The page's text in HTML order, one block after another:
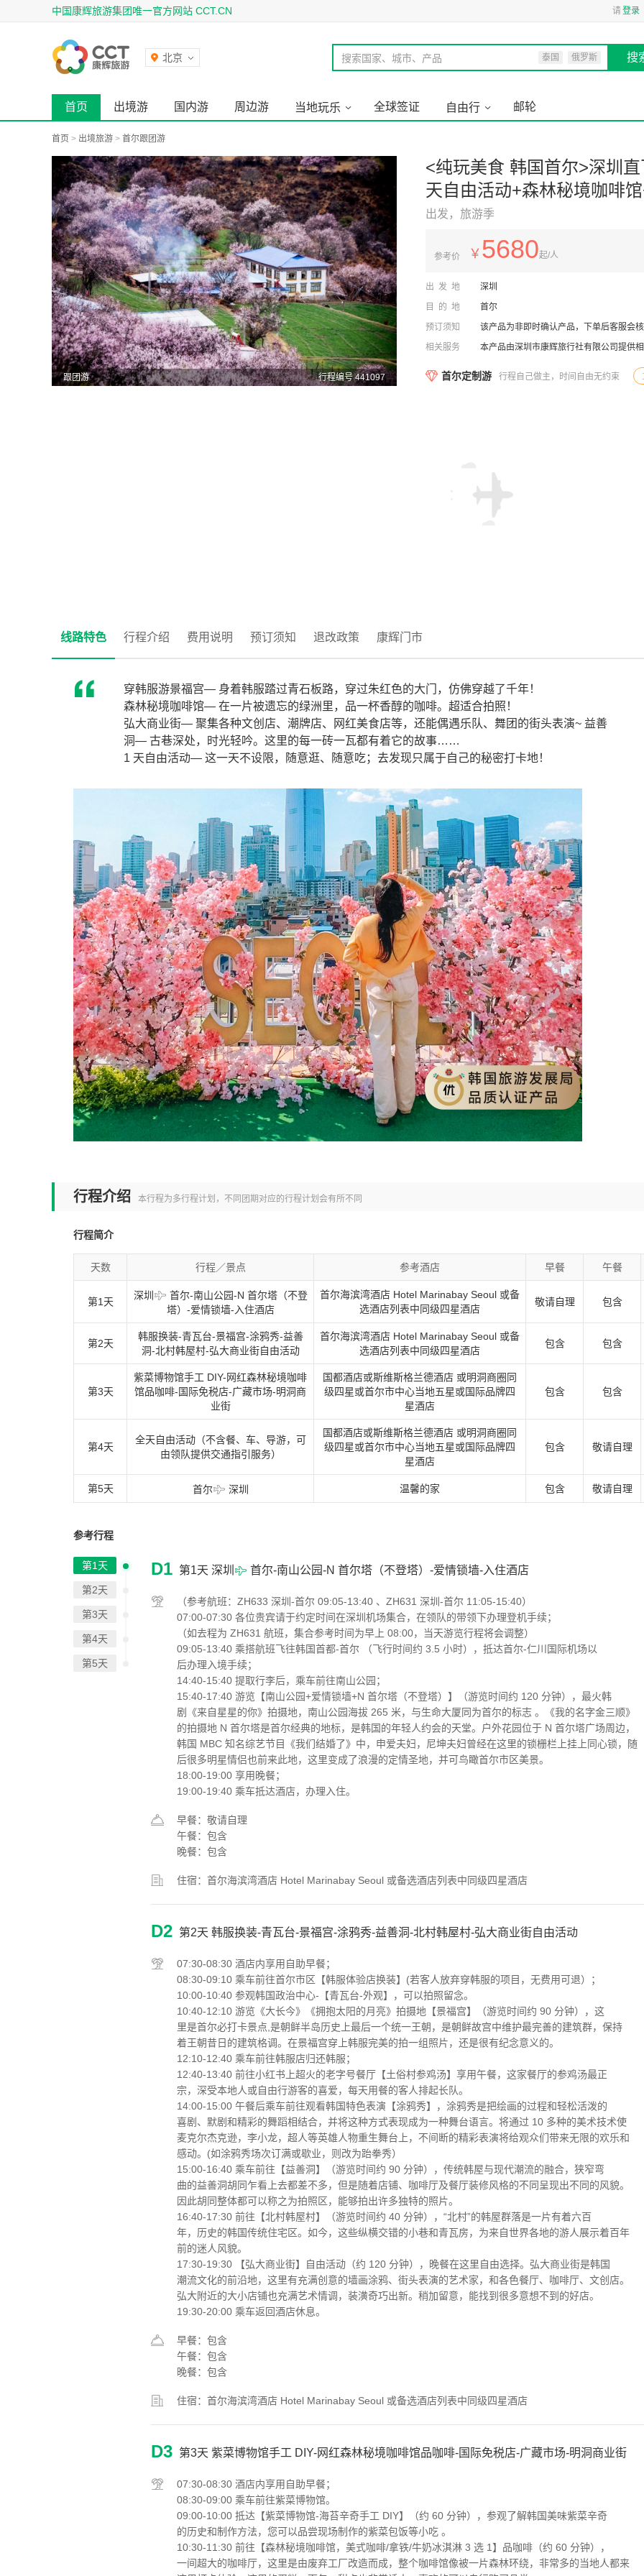
中国康辉旅游集团唯一官方网站 CCT.CN 请登录
北京 搜索国家、城市、产品 泰国 俄罗斯 搜
首页 出境游 国内游 周边游 当地玩乐 全球签证 自由行 邮轮
首页 > 出境旅游 > 首尔跟团游
跟团游 行程编号 441097
<纯玩美食 韩国首尔>深圳
天自由活动+森林秘境咖啡
出发，旅游季
参考价 ￥ 5680起/人
出发地
深圳
目的地
首尔
预订须知
该产品为非即时确认产品，下单后客服会
相关服务
本产品由深圳市康辉旅行社有限公司提供
首尔定制游 行程自己做主，时间自由无约束
线路特色 行程介绍 费用说明 预订须知 退改政策 康辉门市
穿韩服游景福宫— 身着韩服踏过青石板路，穿过朱红色的大门，仿佛穿越了千年！
森林秘境咖啡馆— 在一片被遗忘的绿洲里，品一杯香醇的咖啡。超适合拍照！
弘大商业街— 聚集各种文创店、潮牌店、网红美食店等，还能偶遇乐队、舞团的街头表演~ 益善
洞— 古巷深处，时光轻吟。这里的每一砖一瓦都有着它的故事……
1 天自由活动— 这一天不设限，随意逛、随意吃；去发现只属于自己的秘密打卡地！
行程介绍 本行程为多行程计划，不同团期对应的行程计划会有所不同
行程简介
天数 行程／景点 参考酒店 早餐 午餐
第1天
深圳
首尔-南山公园-N 首尔塔（不登
塔）-爱情锁墙-入住酒店
首尔海滨湾酒店 Hotel Marinabay Seoul 或备
选酒店列表中同级四星酒店
敬请自理 包含
第2天
韩服换装-青瓦台-景福宫-涂鸦秀-益善
洞-北村韩屋村-弘大商业街自由活动
首尔海滨湾酒店 Hotel Marinabay Seoul 或备
选酒店列表中同级四星酒店
包含 包含
第3天
紫菜博物馆手工 DIY-网红森林秘境咖啡
馆品咖啡-国际免税店-广藏市场-明洞商
业街
国都酒店或斯维斯格兰德酒店 或明洞商圈同
级四星或首尔市中心当地五星或国际品牌四
星酒店
包含 包含
第4天
全天自由活动（不含餐、车、导游，可
由领队提供交通指引服务）
国都酒店或斯维斯格兰德酒店 或明洞商圈同
级四星或首尔市中心当地五星或国际品牌四
星酒店
包含 敬请自理
第5天 首尔 深圳 温馨的家 包含 敬请自理
参考行程
第1天
第2天
第3天
第4天
第5天
D1 第1天 深圳 首尔-南山公园-N 首尔塔（不登塔）-爱情锁墙-入住酒店
（参考航班：ZH633 深圳-首尔 09:05-13:40 、ZH631 深圳-首尔 11:05-15:40）
07:00-07:30 各位贵宾请于约定时间在深圳机场集合，在领队的带领下办理登机手续；
（如去程为 ZH631 航班，集合参考时间为早上 08:00，当天游览行程将会调整）
09:05-13:40 乘搭航班飞往韩国首都-首尔 （飞行时间约 3.5 小时），抵达首尔-仁川国际机场以
后办理入境手续；
14:40-15:40 提取行李后，乘车前往南山公园；
15:40-17:40 游览【南山公园+爱情锁墙+N 首尔塔（不登塔）】（游览时间约 120 分钟），最火韩
剧《来自星星的你》拍摄地，南山公园海拔 265 米，与生命大厦同为首尔的标志 。《我的名字金三顺》
的拍摄地 N 首尔塔是首尔经典的地标，是韩国的年轻人约会的天堂。户外花园位于 N 首尔塔广场周边，
韩国 MBC 知名综艺节目《我们结婚了》中，申爱夫妇，尼坤夫妇曾经在这里的锁栅栏上挂上同心锁，随
后很多明星情侣也前来此地，这里变成了浪漫的定情圣地，并可鸟瞰首尔市区美景。
18:00-19:00 享用晚餐；
19:00-19:40 乘车抵达酒店，办理入住。
早餐：敬请自理
午餐：包含
晚餐：包含
住宿：首尔海滨湾酒店 Hotel Marinabay Seoul 或备选酒店列表中同级四星酒店
D2 第2天 韩服换装-青瓦台-景福宫-涂鸦秀-益善洞-北村韩屋村-弘大商业街自由活动
07:30-08:30 酒店内享用自助早餐；
08:30-09:10 乘车前往首尔市区【韩服体验店换装】(若客人放弃穿韩服的项目，无费用可退）；
10:00-10:40 参观韩国政治中心-【青瓦台-外观】，可以拍照留念。
10:40-12:10 游览《大长今》《拥抱太阳的月亮》拍摄地【景福宫】（游览时间约 90 分钟），这
里是首尔必打卡景点,是朝鲜半岛历史上最后一个统一王朝，是朝鲜故宫中维护最完善的建筑群，保持
着王朝昔日的建筑格调。在景福宫穿上韩服完美的拍一组照片，还是很有纪念意义的。
12:10-12:40 乘车前往韩服店归还韩服；
12:40-13:40 前往小红书上超火的老字号餐厅【土俗村参鸡汤】享用午餐，这家餐厅的参鸡汤最正
宗，深受本地人或自由行游客的喜爱，每天用餐的客人排起长队。
14:00-15:00 午餐后乘车前往观看韩国特色表演【涂鸦秀】，涂鸦秀是把绘画的过程和轻松活泼的
喜剧、默剧和精彩的舞蹈相结合，并将这种方式表现成为一种舞台语言。将通过 10 多种的美术技术使
麦克尔杰克逊，李小龙，超人等英雄人物重生舞台上，不间断的精彩表演将给观众们带来无限的欢乐和
感动。(如涂鸦秀场次订满或歇业，则改为跆拳秀）
15:00-16:40 乘车前往【益善洞】（游览时间约 90 分钟），传统韩屋与现代潮流的融合，狭窄弯
曲的益善洞胡同乍看上去都差不多，但是随着店铺、咖啡厅及餐厅装修风格的不同呈现出不同的风貌。
因此胡同整体都可以称之为拍照区，能够拍出许多独特的照片。
16:40-17:30 前往【北村韩屋村】（游览时间约 40 分钟），“北村”的韩屋群落是一片有着六百
年，历史的韩国传统住宅区。如今，这些纵横交错的小巷和青瓦房，为来自世界各地的游人展示着百年
前的迷人风貌。
17:30-19:30 【弘大商业街】自由活动（约 120 分钟），晚餐在这里自由选择。弘大商业街是韩国
潮流文化的前沿地，这里有充满创意的墙画涂鸦、街头表演的艺术家，和各色餐厅、咖啡厅、文创店。
弘大附近的大小店铺也充满艺术情调，装潢奇巧出新。稍加留意，能找到很多意想不到的好店。
19:30-20:00 乘车返回酒店休息。
早餐：包含
午餐：包含
晚餐：包含
住宿：首尔海滨湾酒店 Hotel Marinabay Seoul 或备选酒店列表中同级四星酒店
D3 第3天 紫菜博物馆手工 DIY-网红森林秘境咖啡馆品咖啡-国际免税店-广藏市场-明洞商业街
07:30-08:30 酒店内享用自助早餐；
08:30-09:00 乘车前往紫菜博物馆。
09:00-10:00 抵达【紫菜博物馆-海苔辛奇手工 DIY】（约 60 分钟），参观了解韩国美味紫菜辛奇
的历史和制作方法，您可以品尝现场制作的紫菜包饭等小吃 。
10:30-11:30 前往【森林秘境咖啡馆，美式咖啡/拿铁/牛奶冰淇淋 3 选 1】品咖啡（约 60 分钟），
一间超大的咖啡厅，这里是由废弃工厂改造而成，整个咖啡馆像被一片森林环绕，非常多的当地人都来